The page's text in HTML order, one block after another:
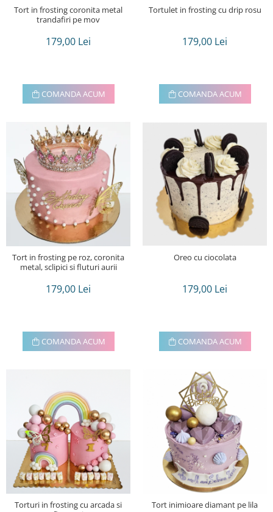
Tort in frosting coronita metal
trandafiri pe mov
179,00 Lei
COMANDA ACUM
Tortulet in frosting cu drip rosu
179,00 Lei
COMANDA ACUM
Tort in frosting pe roz, coronita
metal, sclipici si fluturi aurii
179,00 Lei
COMANDA ACUM
Oreo cu ciocolata
179,00 Lei
COMANDA ACUM
Torturi in frosting cu arcada si
Tort inimioare diamant pe lila